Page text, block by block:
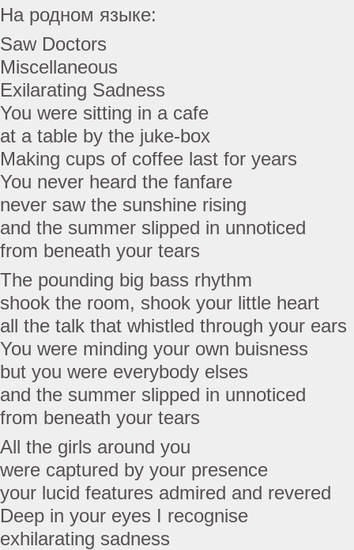
На родном языке:
Saw Doctors
Miscellaneous
Exilarating Sadness
You were sitting in a cafe
at a table by the juke-box
Making cups of coffee last for years
You never heard the fanfare
never saw the sunshine rising
and the summer slipped in unnoticed
from beneath your tears
The pounding big bass rhythm
shook the room, shook your little heart
all the talk that whistled through your ears
You were minding your own buisness
but you were everybody elses
and the summer slipped in unnoticed
from beneath your tears
All the girls around you
were captured by your presence
your lucid features admired and revered
Deep in your eyes I recognise
exhilarating sadness